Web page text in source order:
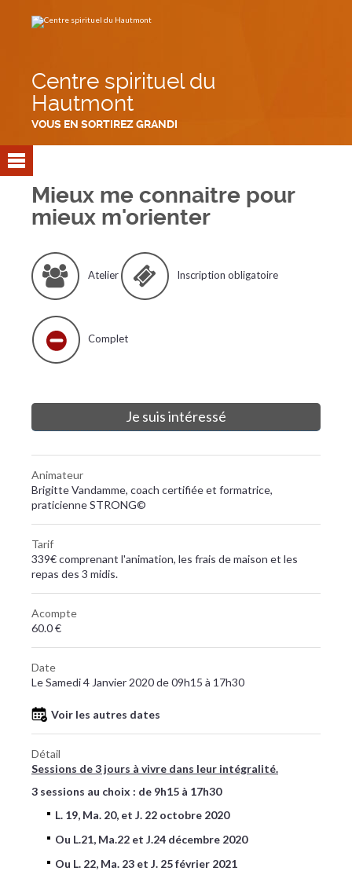
contenu.
Centre spirituel du
Hautmont
VOUS EN SORTIREZ GRANDI
Mieux me connaitre pour
mieux m'orienter
Atelier Inscription obligatoire
Complet
Je suis intéressé
Animateur
Brigitte Vandamme, coach certifiée et formatrice,
praticienne STRONG©
Tarif
339€ comprenant l'animation, les frais de maison et les
repas des 3 midis.
Acompte
60.0 €
Date
Le Samedi 4 Janvier 2020 de 09h15 à 17h30
Voir les autres dates
Détail
Sessions de 3 jours à vivre dans leur intégralité.
3 sessions au choix : de 9h15 à 17h30
L. 19, Ma. 20, et J. 22 octobre 2020
Ou L.21, Ma.22 et J.24 décembre 2020
Ou L. 22, Ma. 23 et J. 25 février 2021